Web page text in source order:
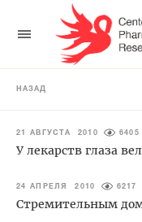
НАЗАД
21 АВГУСТА 2010 6405
У лекарств глаза
24 АПРЕЛЯ 2010 6217
Стремительным